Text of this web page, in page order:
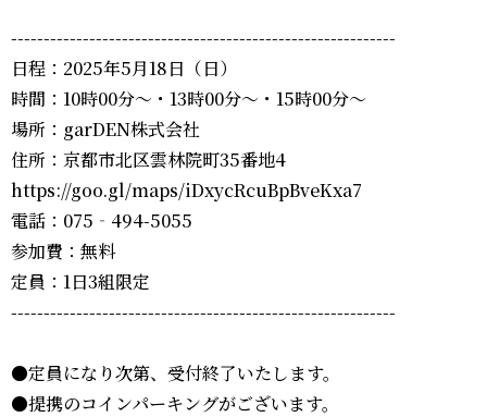
-----------------------------------------------------------
日程：2025年5月18日（日）
時間：10時00分～・13時00分～・15時00分～
場所：garDEN株式会社
住所：京都市北区雲林院町35番地4
https://goo.gl/maps/iDxycRcuBpBveKxa7
電話：075‐494-5055
参加費：無料
定員：1日3組限定
-----------------------------------------------------------
●定員になり次第、受付終了いたします。
●提携のコインパーキングがございます。